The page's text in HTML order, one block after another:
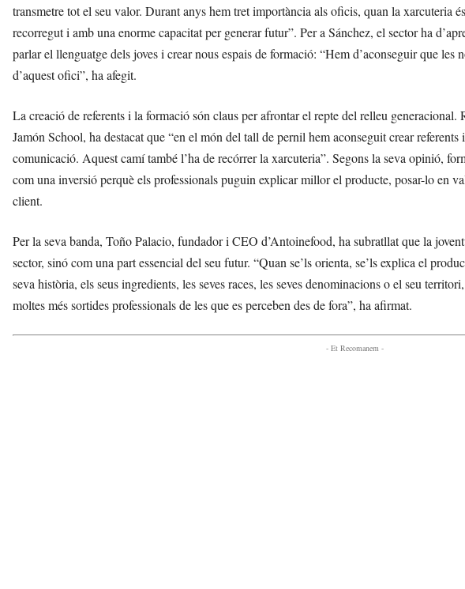
transmetre tot el seu valor. Durant anys hem tret importància als oficis, quan la xarcuteria
recorregut i amb una enorme capacitat per generar futur”. Per a Sánchez, el sector ha
parlar el llenguatge dels joves i crear nous espais de formació: “Hem d’aconseguir que les
d’aquest ofici”, ha afegit.
La creació de referents i la formació són claus per afrontar el repte del relleu
Jamón School, ha destacat que “en el món del tall de pernil hem aconseguit crear
comunicació. Aquest camí també l’ha de recórrer la xarcuteria”. Segons la seva opinió,
com una inversió perquè els professionals puguin explicar millor el producte, posar-lo en
client.
Per la seva banda, Toño Palacio, fundador i CEO d’Antoinefood, ha subratllat que la
sector, sinó com una part essencial del seu futur. “Quan se’ls orienta, se’ls explica el
seva història, els seus ingredients, les seves races, les seves denominacions o el seu
moltes més sortides professionals de les que es perceben des de fora”, ha afirmat.
- Et Recomanem -